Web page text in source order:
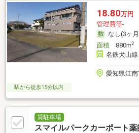
18.80万円
管理費等-
なし(3ヶ
面積880m2
名鉄犬山
愛知県江
駅から徒歩15分以内
貸駐車場
スマイルパークカーポート薬